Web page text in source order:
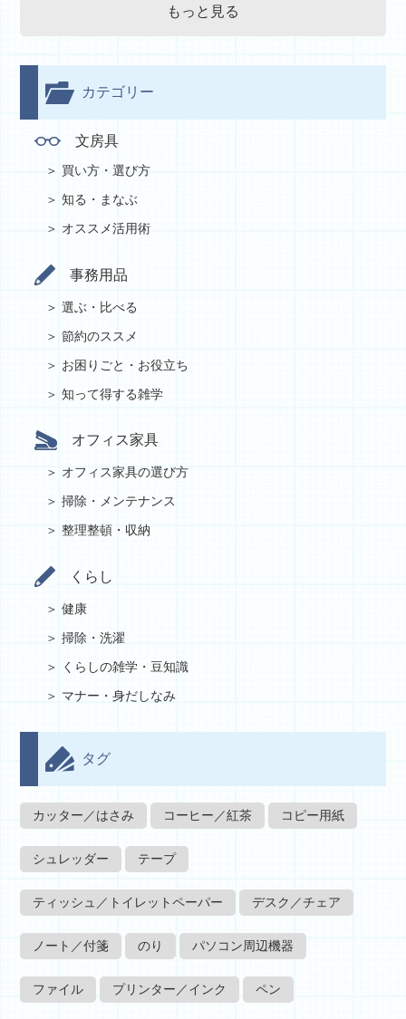
もっと見る
カテゴリー
文房具
買い方・選び方
知る・まなぶ
オススメ活用術
事務用品
選ぶ・比べる
節約のススメ
お困りごと・お役立ち
知って得する雑学
オフィス家具
オフィス家具の選び方
掃除・メンテナンス
整理整頓・収納
くらし
健康
掃除・洗濯
くらしの雑学・豆知識
マナー・身だしなみ
タグ
カッター／はさみ コーヒー／紅茶 コピー用紙
シュレッダー テープ
ティッシュ／トイレットペーパー デスク／チェア
ノート／付箋 のり パソコン周辺機器
ファイル プリンター／インク ペン